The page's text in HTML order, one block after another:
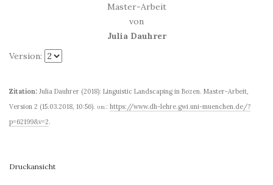
Master-Arbeit
von
Julia Dauhrer
Version:
Zitation: Julia Dauhrer (2018): Linguistic Landscaping in Bozen. Master-Arbeit,
Version 2 (15.03.2018, 10:56). url: https://www.dh-lehre.gwi.uni-muenchen.de/?
p=62199&v=2.
Druckansicht